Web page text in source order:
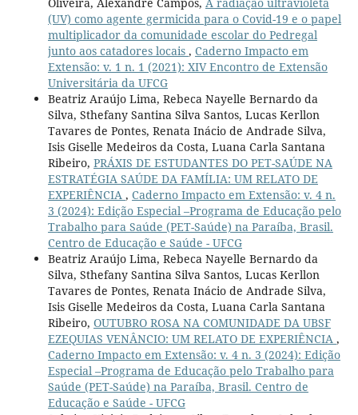
(UV) como agente germicida para o Covid-19 e o papel
multiplicador da comunidade escolar do Pedregal
junto aos catadores locais , Caderno Impacto em
Extensão: v. 1 n. 1 (2021): XIV Encontro de Extensão
Universitária da UFCG
Beatriz Araújo Lima, Rebeca Nayelle Bernardo da
Silva, Sthefany Santina Silva Santos, Lucas Kerllon
Tavares de Pontes, Renata Inácio de Andrade Silva,
Isis Giselle Medeiros da Costa, Luana Carla Santana
Ribeiro, PRÁXIS DE ESTUDANTES DO PET-SAÚDE NA
ESTRATÉGIA SAÚDE DA FAMÍLIA: UM RELATO DE
EXPERIÊNCIA , Caderno Impacto em Extensão: v. 4 n.
3 (2024): Edição Especial –Programa de Educação pelo
Trabalho para Saúde (PET-Saúde) na Paraíba, Brasil.
Centro de Educação e Saúde - UFCG
Beatriz Araújo Lima, Rebeca Nayelle Bernardo da
Silva, Sthefany Santina Silva Santos, Lucas Kerllon
Tavares de Pontes, Renata Inácio de Andrade Silva,
Isis Giselle Medeiros da Costa, Luana Carla Santana
Ribeiro, OUTUBRO ROSA NA COMUNIDADE DA UBSF
EZEQUIAS VENÂNCIO: UM RELATO DE EXPERIÊNCIA ,
Caderno Impacto em Extensão: v. 4 n. 3 (2024): Edição
Especial –Programa de Educação pelo Trabalho para
Saúde (PET-Saúde) na Paraíba, Brasil. Centro de
Educação e Saúde - UFCG